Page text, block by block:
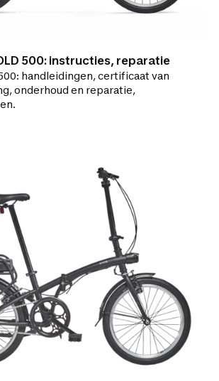
500: instructies, reparatie
handleidingen, certificaat van
onderhoud en reparatie,